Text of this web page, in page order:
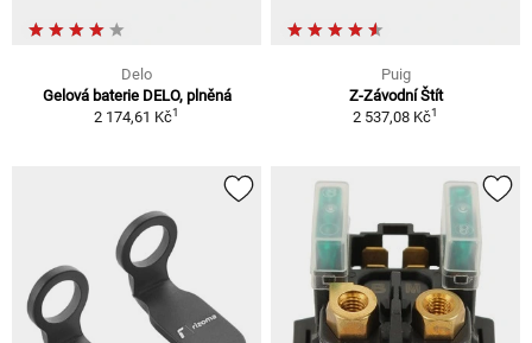
Delo
Gelová baterie DELO, plněná
2 174,61 Kč1
Puig
Z-Závodní Štít
2 537,08 Kč1